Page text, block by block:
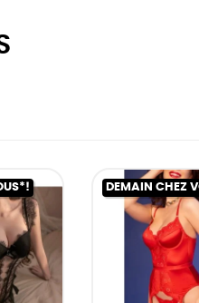
DEMAIN CHEZ